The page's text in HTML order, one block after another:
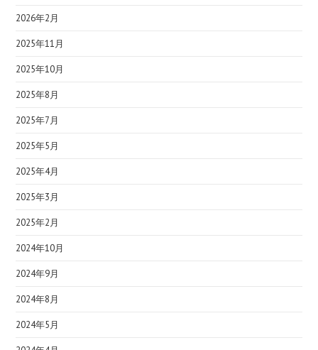
2026年2月
2025年11月
2025年10月
2025年8月
2025年7月
2025年5月
2025年4月
2025年3月
2025年2月
2024年10月
2024年9月
2024年8月
2024年5月